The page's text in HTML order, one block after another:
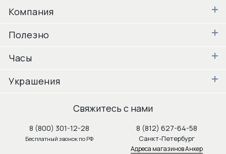
Компания
Полезно
Часы
Украшения
Свяжитесь с нами
8 (800) 301-12-28
Бесплатный звонок по РФ
8 (812) 627-64-58
Санкт-Петербург
Адреса магазинов Анкер